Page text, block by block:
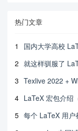
热门文章
1
国内大学高校
2 就这样驯服了
3 Texlive 2022 +
4 LaTeX 宏包介
5 每个 LaTeX 用